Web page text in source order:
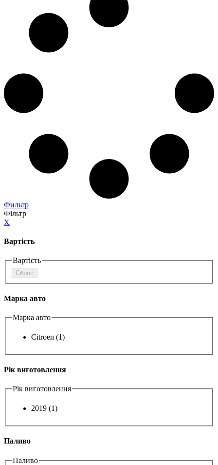
Фильтр
Фільтр
X
Вартість
Вартість
Сброс
Марка авто
Марка авто
Citroen (1)
Рік виготовлення
Рік виготовлення
2019 (1)
Паливо
Паливо